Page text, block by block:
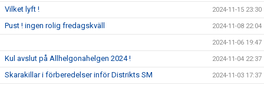
Vilket lyft ! 2024-11-15 23:30
Pust ! ingen rolig fredagskväll 2024-11-08 22:04
2024-11-06 19:47
Kul avslut på Allhelgonahelgen 2024 ! 2024-11-04 22:37
Skarakillar i förberedelser inför Distrikts SM 2024-11-03 17:37